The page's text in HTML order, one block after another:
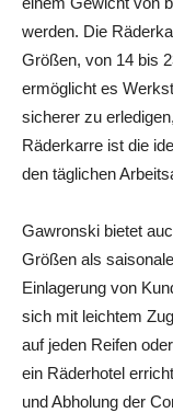
werden. Die
Größen, von 14 bis
ermöglicht es
sicherer zu
Räderkarre ist die
den täglichen
Gawronski bietet
Größen als
Einlagerung von
sich mit leichtem
auf jeden Reifen
ein Räderhotel
und Abholung der